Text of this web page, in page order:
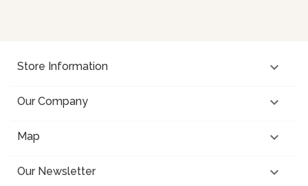
Store Information 
Our Company 
Map 
Our Newsletter 